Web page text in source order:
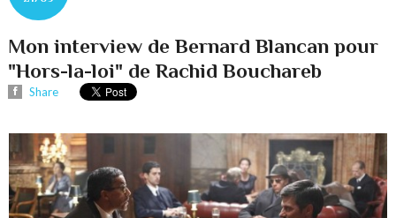
Mon interview de Bernard Blancan pour
"Hors-la-loi" de Rachid Bouchareb
Share